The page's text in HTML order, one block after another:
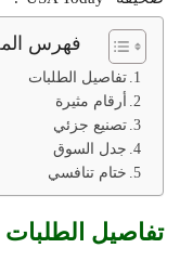
فهرس
تفاصيل الطلبات
أرقام مثيرة
تصنيع جزئي
جدل السوق
ختام تنافسي
تفاصيل الطلبات